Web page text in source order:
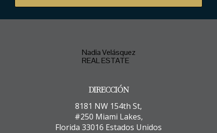
Nadia Velásquez
REAL ESTATE
DIRECCIÓN
8181 NW 154th St,
#250 Miami Lakes,
Florida 33016 Estados Unidos